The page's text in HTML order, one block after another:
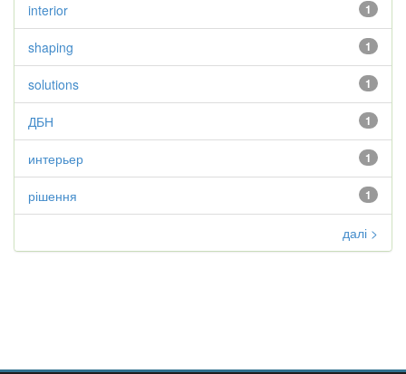
1
interior
1
shaping
1
solutions
1
ДБН
1
интерьер
1
рішення
далі >